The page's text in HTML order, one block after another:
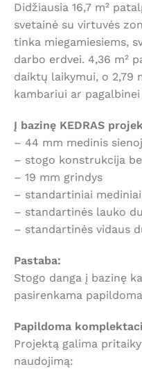
Didžiausia 16,7 m²
svetainė su virtuvės
tinka miegamiesiems,
darbo erdvei. 4,36 m²
daiktų laikymui, o 2,79
kambariui ar
Į bazinę KEDRAS
– 44 mm medinis
– stogo konstrukcija
– 19 mm grindys
– standartiniai
– standartinės lauko
– standartinės vidaus
Pastaba:
Stogo danga į bazinę
pasirenkama
Papildoma
Projektą galima
naudojimą: